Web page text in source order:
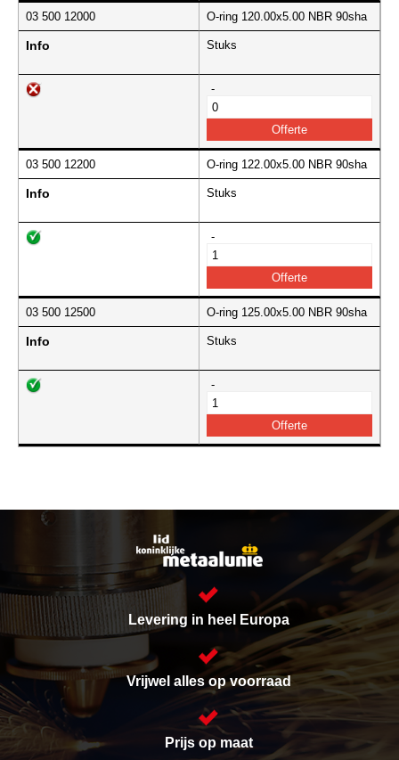
03 500 12000 O-ring 120.00x5.00 NBR 90sha
Info Stuks
-
03 500 12200 O-ring 122.00x5.00 NBR 90sha
Info Stuks
-
03 500 12500 O-ring 125.00x5.00 NBR 90sha
Info Stuks
-
Levering in heel Europa
Vrijwel alles op voorraad
Prijs op maat